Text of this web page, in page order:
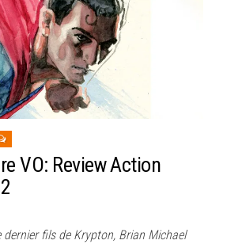
VO: Review Action
dernier fils de Krypton, Brian Michael